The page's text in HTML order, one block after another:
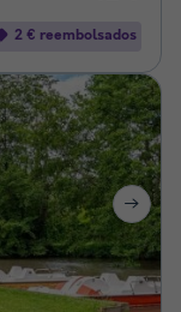
2 € reembolsados